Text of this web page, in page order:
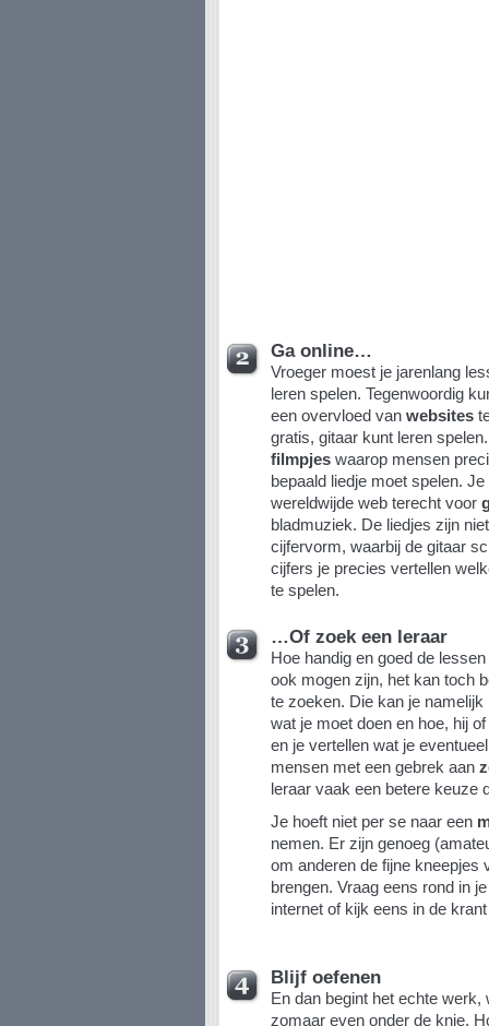
Ga online…
Vroeger moest je jarenlang
leren spelen. Tegenwoordig
een overvloed van websites
gratis, gitaar kunt leren
filmpjeswaarop mensen
bepaald liedje moet spelen.
wereldwijde web terecht voor
bladmuziek. De liedjes zijn
cijfervorm, waarbij de gitaar
cijfers je precies vertellen
te spelen.
…Of zoek een leraar
Hoe handig en goed de
ook mogen zijn, het kan toch
te zoeken. Die kan je
wat je moet doen en hoe, hij
en je vertellen wat je
mensen met een gebrek aan
leraar vaak een betere keuze
Je hoeft niet per se naar een
nemen. Er zijn genoeg
om anderen de fijne kneepjes
brengen. Vraag eens rond in
internet of kijk eens in de
Blijf oefenen
En dan begint het echte werk,
zomaar even onder de knie.